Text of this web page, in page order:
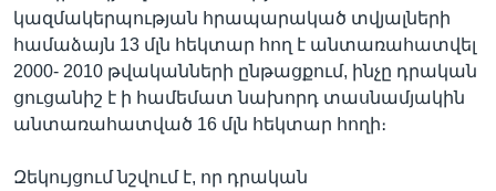
IN ENGLISH
ՄԵՐ ՄԱՍԻՆ
«ԱՄԵՐԻԿԱՅԻ ՁԱՅՆ»-Ի ԿԱՆՈՆԱԴՐՈՒԹՅՈՒՆ
ԿԱՊ ՄԵԶ ՀԵՏ
ՈՒԿՐԱԻՆԱԿԱՆ ՊԱՏԵՐԱԶՄ
Learning English
ՀԵՏԵՒԵՔ ՄԵԶ
կազմակերպության հրապարակած տվյալների
համաձայն 13 մլն հեկտար հող է անտառահատվել
2000- 2010 թվականների ընթացքում, ինչը դրական
ցուցանիշ է ի համեմատ նախորդ տասնամյակին
անտառահատված 16 մլն հեկտար հողի։
Զեկույցում նշվում է, որ դրական